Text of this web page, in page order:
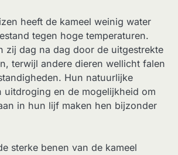
heeft de kameel weinig water
tegen hoge temperaturen.
zij dag na dag door de uitgestrekte
terwijl andere dieren wellicht falen
Hun natuurlijke
uitdroging en de mogelijkheid om
in hun lijf maken hen bijzonder
sterke benen van de kameel